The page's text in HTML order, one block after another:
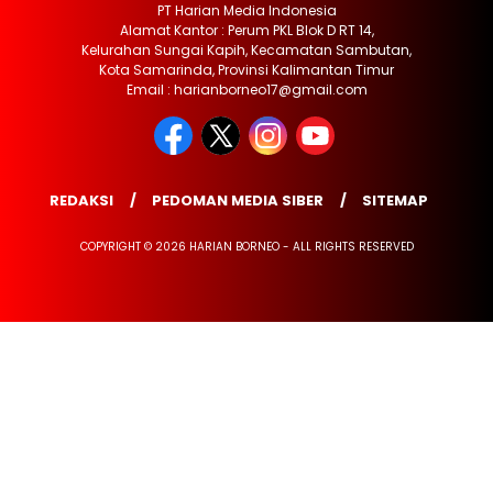
PT Harian Media Indonesia
Alamat Kantor : Perum PKL Blok D RT 14,
Kelurahan Sungai Kapih, Kecamatan Sambutan,
Kota Samarinda, Provinsi Kalimantan Timur
Email : harianborneo17@gmail.com
REDAKSI PEDOMAN MEDIA SIBER SITEMAP
COPYRIGHT © 2026 HARIAN BORNEO - ALL RIGHTS RESERVED